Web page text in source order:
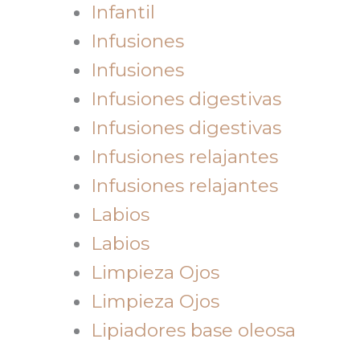
Infantil
Infusiones
Infusiones
Infusiones digestivas
Infusiones digestivas
Infusiones relajantes
Infusiones relajantes
Labios
Labios
Limpieza Ojos
Limpieza Ojos
Lipiadores base oleosa